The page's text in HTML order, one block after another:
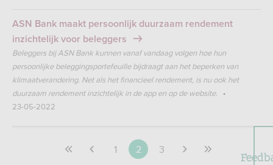
ASN Bank maakt persoonlijk duurzaam rendement
inzichtelijk voor beleggers
Beleggers bij ASN Bank kunnen vanaf vandaag volgen hoe hun
persoonlijke beleggingsportefeuille bijdraagt aan het beperken van
klimaatverandering. Net als het financieel rendement, is nu ook het
duurzaam rendement inzichtelijk in de app en op de website.
23-05-2022
1 2 3